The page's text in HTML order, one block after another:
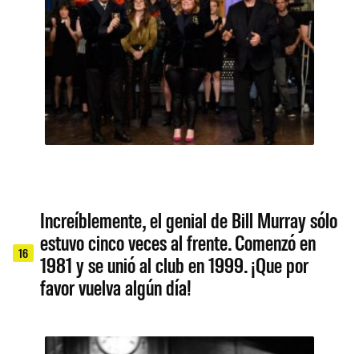
16
Increíblemente, el genial de Bill Murray sólo
estuvo cinco veces al frente. Comenzó en
1981 y se unió al club en 1999. ¡Que por
favor vuelva algún día!